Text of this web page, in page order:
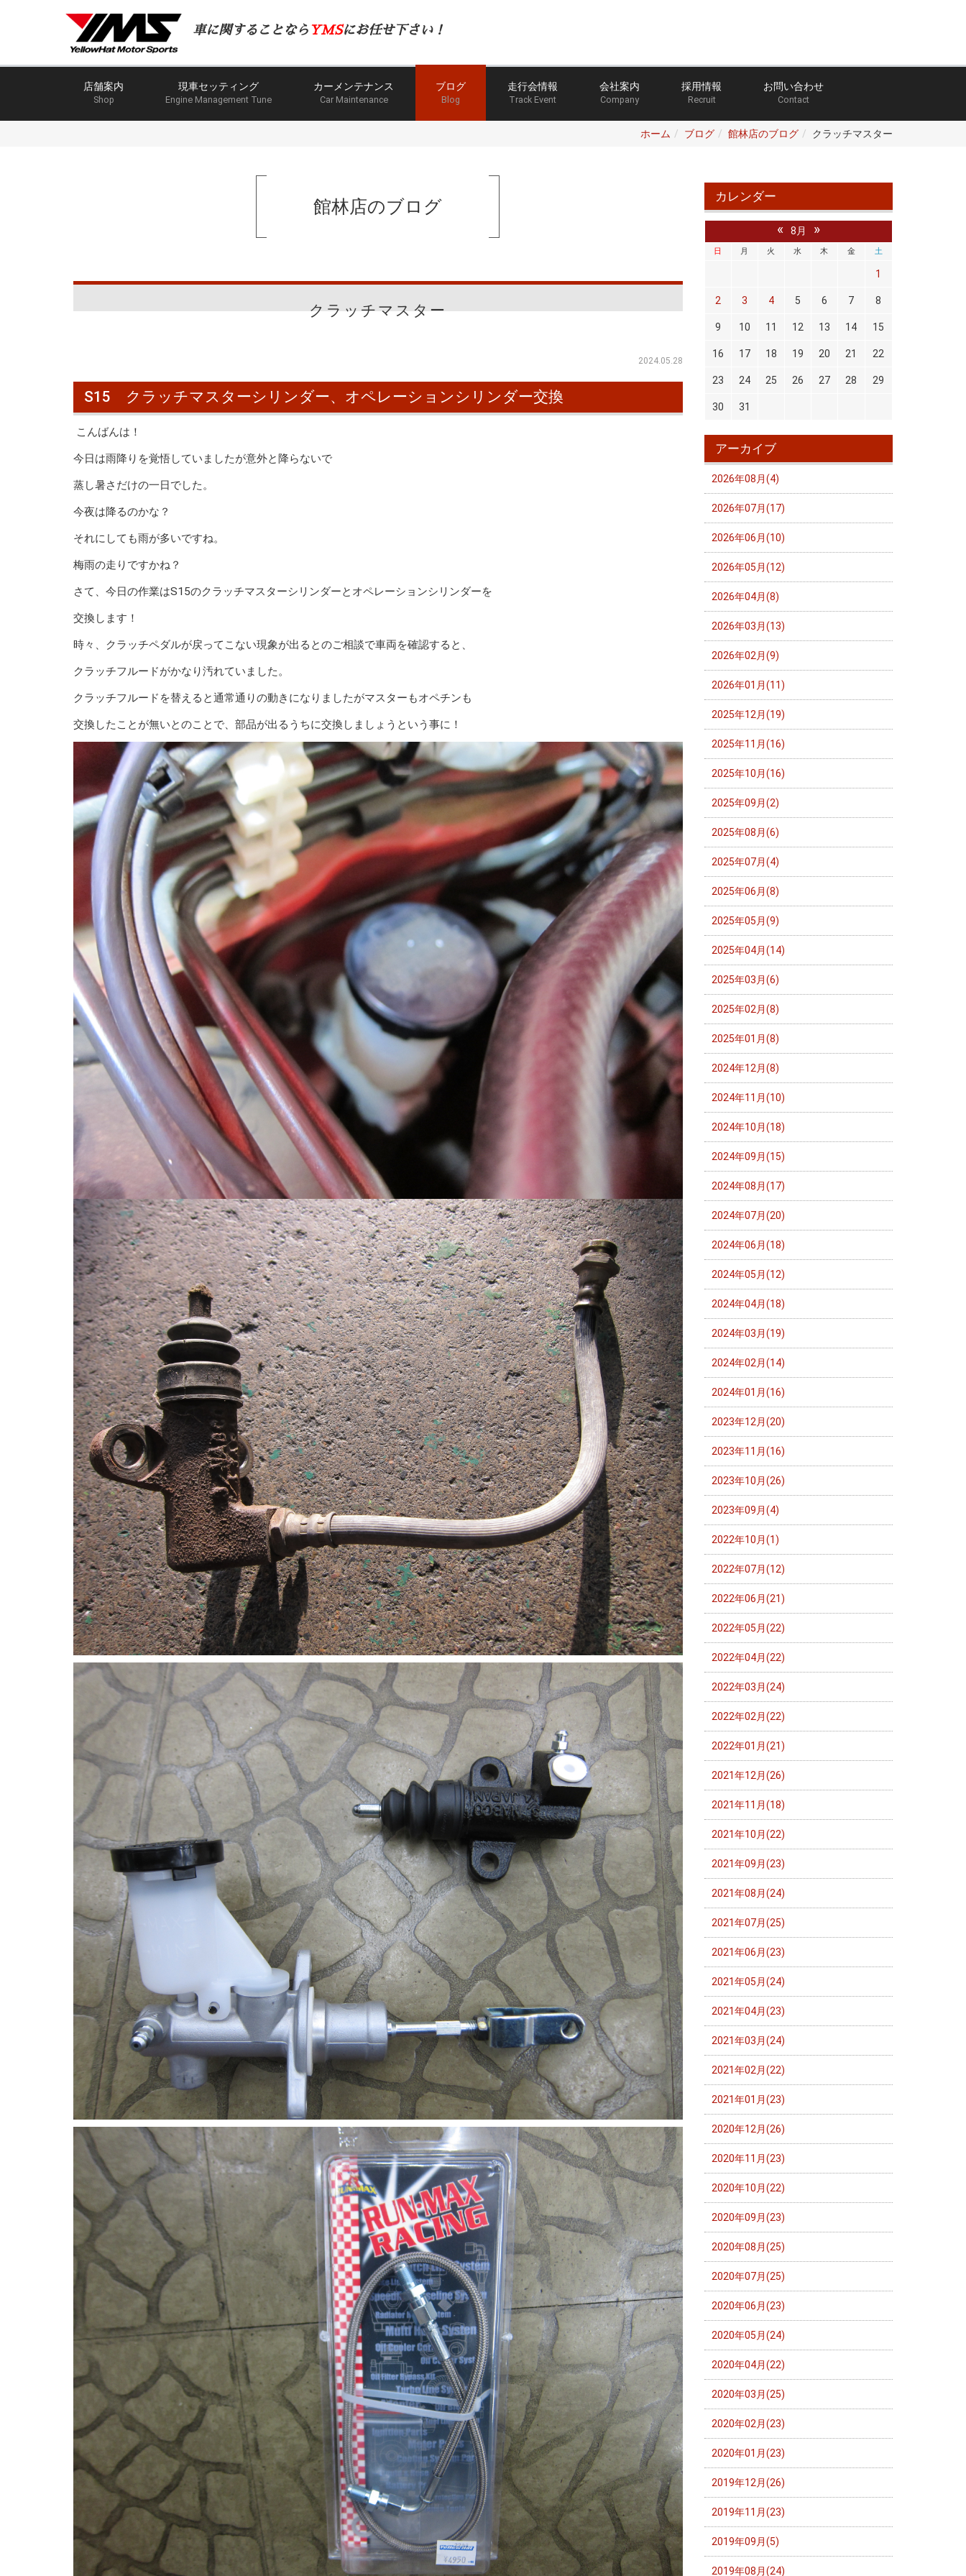
車に関することなら YMSにお任せ下さい！
店舗案内
Shop
現車セッティング
Engine Management Tune
カーメンテナンス
Car Maintenance
ブログ
Blog
走行会情報
Track Event
会社案内
Company
採用情報
Recruit
お問い合わせ
Contact
ホーム ブログ 館林店のブログ クラッチマスター
館林店のブログ
クラッチマスター
2024.05.28
S15 クラッチマスターシリンダー、オペレーションシリンダー交換
こんばんは！
今日は雨降りを覚悟していましたが意外と降らないで
蒸し暑さだけの一日でした。
今夜は降るのかな？
それにしても雨が多いですね。
梅雨の走りですかね？
さて、今日の作業はS15のクラッチマスターシリンダーとオペレーションシリンダーを
交換します！
時々、クラッチペダルが戻ってこない現象が出るとのご相談で車両を確認すると、
クラッチフルードがかなり汚れていました。
クラッチフルードを替えると通常通りの動きになりましたがマスターもオペチンも
交換したことが無いとのことで、部品が出るうちに交換しましょうという事に！
カレンダー
« 8月 »
日 月 火 水 木 金 土
1
2 3 4 5 6 7 8
9 10 11 12 13 14 15
16 17 18 19 20 21 22
23 24 25 26 27 28 29
30 31
アーカイブ
2026年08月(4)
2026年07月(17)
2026年06月(10)
2026年05月(12)
2026年04月(8)
2026年03月(13)
2026年02月(9)
2026年01月(11)
2025年12月(19)
2025年11月(16)
2025年10月(16)
2025年09月(2)
2025年08月(6)
2025年07月(4)
2025年06月(8)
2025年05月(9)
2025年04月(14)
2025年03月(6)
2025年02月(8)
2025年01月(8)
2024年12月(8)
2024年11月(10)
2024年10月(18)
2024年09月(15)
2024年08月(17)
2024年07月(20)
2024年06月(18)
2024年05月(12)
2024年04月(18)
2024年03月(19)
2024年02月(14)
2024年01月(16)
2023年12月(20)
2023年11月(16)
2023年10月(26)
2023年09月(4)
2022年10月(1)
2022年07月(12)
2022年06月(21)
2022年05月(22)
2022年04月(22)
2022年03月(24)
2022年02月(22)
2022年01月(21)
2021年12月(26)
2021年11月(18)
2021年10月(22)
2021年09月(23)
2021年08月(24)
2021年07月(25)
2021年06月(23)
2021年05月(24)
2021年04月(23)
2021年03月(24)
2021年02月(22)
2021年01月(23)
2020年12月(26)
2020年11月(23)
2020年10月(22)
2020年09月(23)
2020年08月(25)
2020年07月(25)
2020年06月(23)
2020年05月(24)
2020年04月(22)
2020年03月(25)
2020年02月(23)
2020年01月(23)
2019年12月(26)
2019年11月(23)
2019年09月(5)
2019年08月(24)